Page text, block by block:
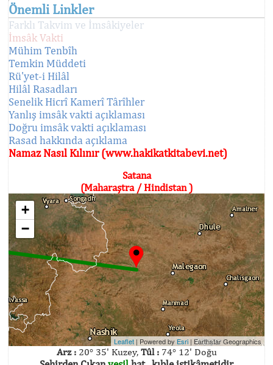
Önemli Linkler
Farklı Takvim ve İmsâkiyeler
İmsâk Vakti
Mühim Tenbîh
Temkin Müddeti
Rü'yet-i Hilâl
Hilâl Rasadları
Senelik Hicrî Kamerî Târîhler
Yanlış imsâk vakti açıklaması
Doğru imsâk vakti açıklaması
Rasad hakkında açıklama
Namaz Nasıl Kılınır (www.hakikatkitabevi.net)
Satana
(Maharaştra / Hindistan )
+
−
Leaflet | Powered by Esri | Earthstar Geographics
Arz :20° 35' Kuzey, Tûl :74° 12' Doğu